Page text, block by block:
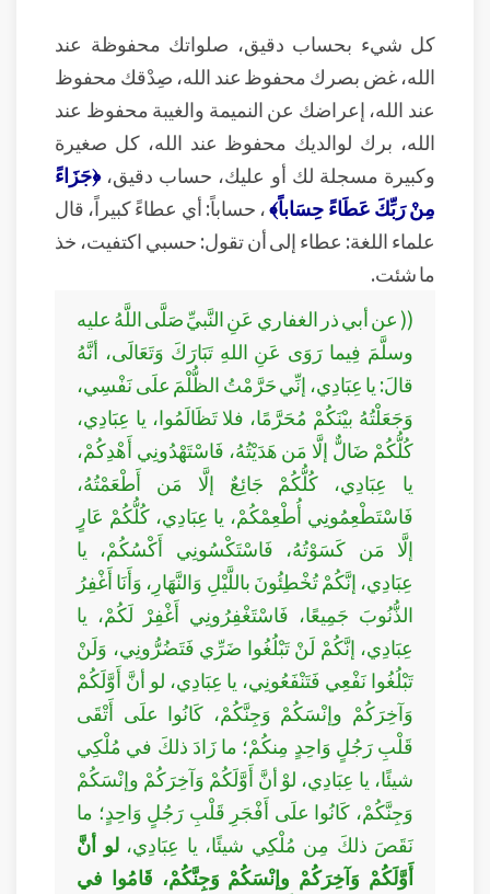
كل شيء بحساب دقيق، صلواتك محفوظة عند
الله، غض بصرك محفوظ عند الله، صِدْقك محفوظ
عند الله، إعراضك عن النميمة والغيبة محفوظ عند
الله، برك لوالديك محفوظ عند الله، كل صغيرة
وكبيرة مسجلة لك أو عليك، حساب دقيق،﴿جَزَاءً
مِنْ رَبِّكَ عَطَاءً حِسَاباً﴾، حساباً: أي عطاءً كبيراً، قال
علماء اللغة: عطاء إلى أن تقول: حسبي اكتفيت، خذ
ما شئت.
(( عن أبي ذر الغفاري عَنِ النَّبيِّ صَلَّى اللَّهُ عليه
وسلَّمَ فِيما رَوَى عَنِ اللهِ تَبَارَكَ وَتَعَالَى، أنَّهُ
قالَ: يا عِبَادِي، إنِّي حَرَّمْتُ الظُّلْمَ علَى نَفْسِي،
وَجَعَلْتُهُ بيْنَكُمْ مُحَرَّمًا، فلا تَظَالَمُوا، يا عِبَادِي،
كُلُّكُمْ ضَالٌّ إلَّا مَن هَدَيْتُهُ، فَاسْتَهْدُونِي أَهْدِكُمْ،
يا عِبَادِي، كُلُّكُمْ جَائِعٌ إلَّا مَن أَطْعَمْتُهُ،
فَاسْتَطْعِمُونِي أُطْعِمْكُمْ، يا عِبَادِي، كُلُّكُمْ عَارٍ
إلَّا مَن كَسَوْتُهُ، فَاسْتَكْسُونِي أَكْسُكُمْ، يا
عِبَادِي، إنَّكُمْ تُخْطِئُونَ باللَّيْلِ وَالنَّهَارِ، وَأَنَا أَغْفِرُ
الذُّنُوبَ جَمِيعًا، فَاسْتَغْفِرُونِي أَغْفِرْ لَكُمْ، يا
عِبَادِي، إنَّكُمْ لَنْ تَبْلُغُوا ضَرِّي فَتَضُرُّونِي، وَلَنْ
تَبْلُغُوا نَفْعِي فَتَنْفَعُونِي، يا عِبَادِي، لو أنَّ أَوَّلَكُمْ
وَآخِرَكُمْ وإنْسَكُمْ وَجِنَّكُمْ، كَانُوا علَى أَتْقَى
قَلْبِ رَجُلٍ وَاحِدٍ مِنكُمْ؛ ما زَادَ ذلكَ في مُلْكِي
شيئًا، يا عِبَادِي، لوْ أنَّ أَوَّلَكُمْ وَآخِرَكُمْ وإنْسَكُمْ
وَجِنَّكُمْ، كَانُوا علَى أَفْجَرِ قَلْبِ رَجُلٍ وَاحِدٍ؛ ما
نَقَصَ ذلكَ مِن مُلْكِي شيئًا، يا عِبَادِي، لو أنَّ
أَوَّلَكُمْ وَآخِرَكُمْ وإنْسَكُمْ وَجِنَّكُمْ، قَامُوا في